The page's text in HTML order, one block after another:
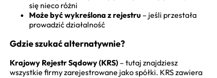
się nieco różni
Może być wykreślona z rejestru – jeśli przestała
prowadzić działalność
Gdzie szukać alternatywnie?
Krajowy Rejestr Sądowy (KRS) – tutaj znajdziesz
wszystkie firmy zarejestrowane jako spółki. KRS zawiera